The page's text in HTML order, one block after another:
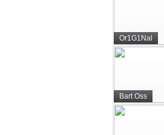
Or1G1Nal
Bart Oss